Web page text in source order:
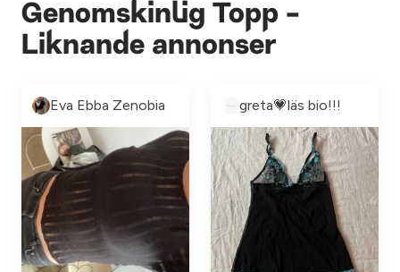
Genomskinlig Topp -
Liknande annonser
Eva Ebba Zenobia greta💗läs bio!!!